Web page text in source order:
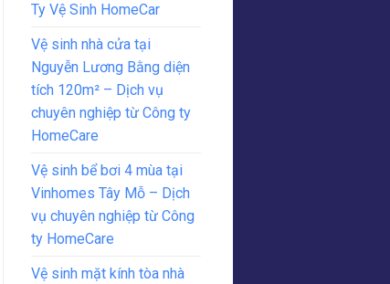
Ty Vệ Sinh HomeCar
Vệ sinh nhà cửa tại
Nguyễn Lương Bằng diện
tích 120m² – Dịch vụ
chuyên nghiệp từ Công ty
HomeCare
Vệ sinh bể bơi 4 mùa tại
Vinhomes Tây Mỗ – Dịch
vụ chuyên nghiệp từ Công
ty HomeCare
Vệ sinh mặt kính tòa nhà